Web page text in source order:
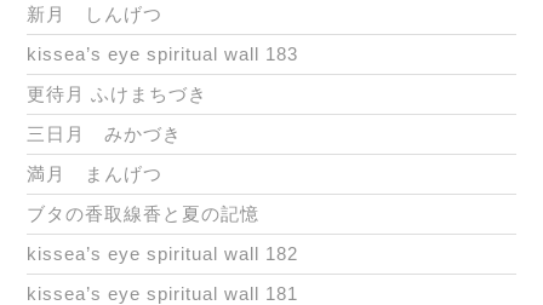
新月 しんげつ
kissea’s eye spiritual wall 183
更待月 ふけまちづき
三日月 みかづき
満月 まんげつ
ブタの香取線香と夏の記憶
kissea’s eye spiritual wall 182
kissea’s eye spiritual wall 181